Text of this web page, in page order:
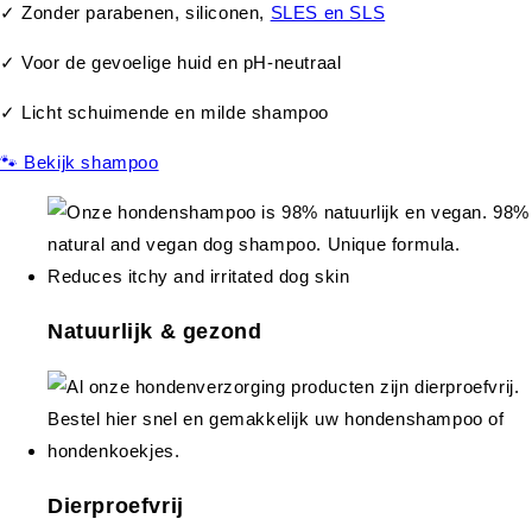
✓ Zonder parabenen, siliconen, SLES en SLS
✓ Voor de gevoelige huid en pH-neutraal
✓ Licht schuimende en milde shampoo
🐾 Bekijk shampoo
Natuurlijk & gezond
Dierproefvrij